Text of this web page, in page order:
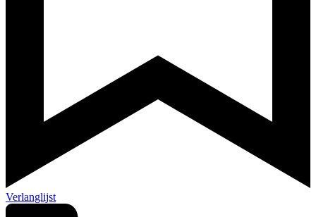
Verlanglijst